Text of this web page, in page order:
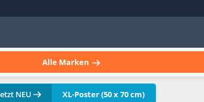
Alle Marken
NEU XL-Poster (50 x 70 cm)